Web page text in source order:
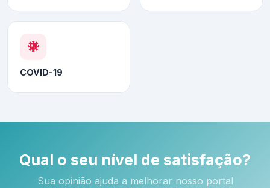
COVID-19
Qual o seu nível de satisfação?
Sua opinião ajuda a melhorar nosso portal